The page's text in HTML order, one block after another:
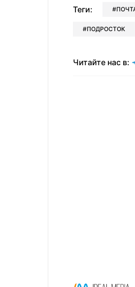
Теги:
ПОДРОСТОК
Читайте нас в: